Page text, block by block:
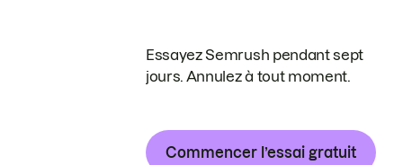
Essayez Semrush pendant sept
jours. Annulez à tout moment.
Commencer l’essai gratuit